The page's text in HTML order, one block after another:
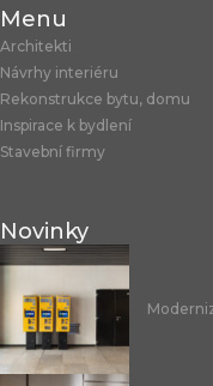
Menu
Architekti
Návrhy interiéru
Rekonstrukce bytu, domu
Inspirace k bydlení
Stavební firmy
Novinky